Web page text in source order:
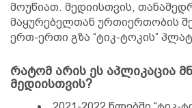
მოუწიათ. მედიისთვის,
მაყურებელთან ურთიერთობის
ერთ-ერთი გზა “ტიკ-ტოკის”
რატომ არის ეს აპლიკაცია
მედიისთვის?